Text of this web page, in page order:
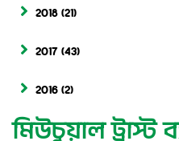
2018 (21)
2017 (43)
2016 (2)
মিউচুয়াল ট্রাস্ট